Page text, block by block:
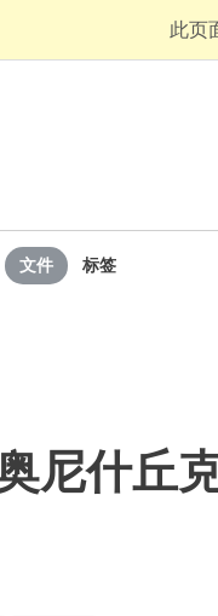
此页
文件 标签
尼什丘